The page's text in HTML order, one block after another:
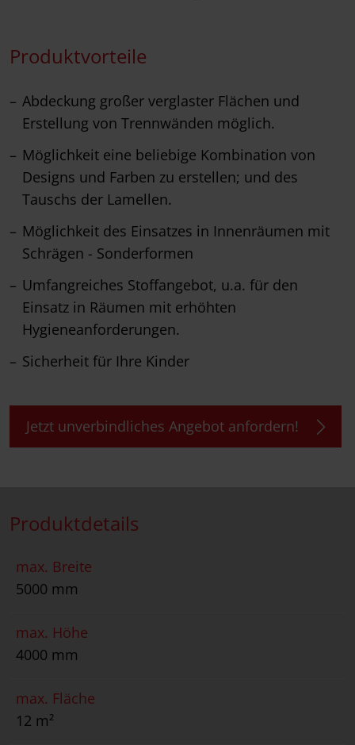
Produktvorteile
Abdeckung großer verglaster Flächen und
Erstellung von Trennwänden möglich.
Möglichkeit eine beliebige Kombination von
Designs und Farben zu erstellen; und des
Tauschs der Lamellen.
Möglichkeit des Einsatzes in Innenräumen mit
Schrägen - Sonderformen
Umfangreiches Stoffangebot, u.a. für den
Einsatz in Räumen mit erhöhten
Hygieneanforderungen.
Sicherheit für Ihre Kinder
Jetzt unverbindliches Angebot anfordern!
Produktdetails
max. Breite
5000 mm
max. Höhe
4000 mm
max. Fläche
12 m²